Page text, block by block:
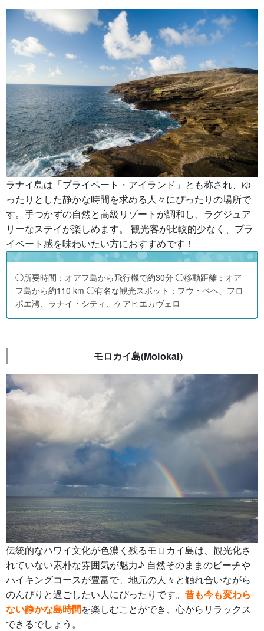
ラナイ島は「プライベート・アイランド」とも称され、ゆ
ったりとした静かな時間を求める人々にぴったりの場所で
す。手つかずの自然と高級リゾートが調和し、ラグジュア
リーなステイが楽しめます。 観光客が比較的少なく、プラ
イベート感を味わいたい方におすすめです！
◯所要時間：オアフ島から飛行機で約30分 ◯移動距離：オア
フ島から約110 km ◯有名な観光スポット：プウ・ペヘ、フロ
ポエ湾、ラナイ・シティ、ケアヒエカヴェロ
モロカイ島(Molokai)
伝統的なハワイ文化が色濃く残るモロカイ島は、観光化さ
れていない素朴な雰囲気が魅力♪ 自然そのままのビーチや
ハイキングコースが豊富で、地元の人々と触れ合いながら
のんびりと過ごしたい人にぴったりです。 昔も今も変わら
ない静かな島時間を楽しむことができ、心からリラックス
できるでしょう。